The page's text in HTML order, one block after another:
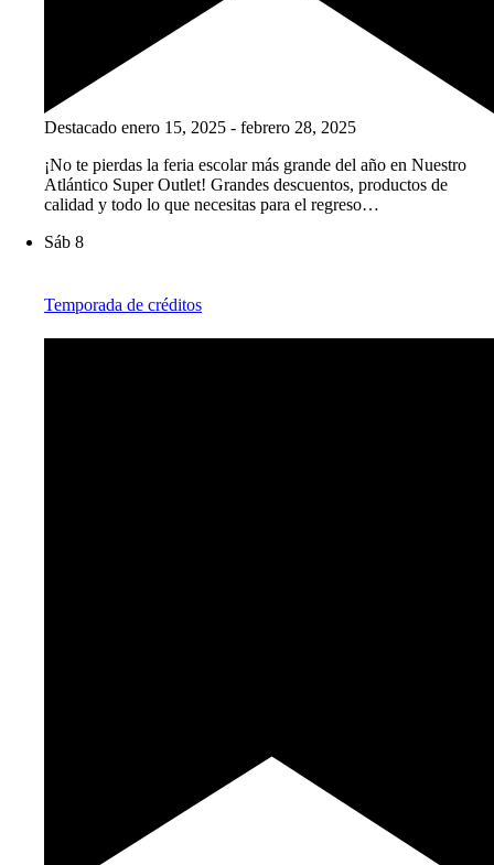
Destacado enero 15, 2025 - febrero 28, 2025
¡No te pierdas la feria escolar más grande del año en Nuestro
Atlántico Super Outlet! Grandes descuentos, productos de
calidad y todo lo que necesitas para el regreso…
Sáb 8
Temporada de créditos